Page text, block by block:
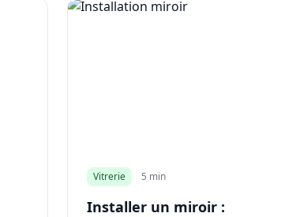
Vitrerie 5 min
Installer un miroir :